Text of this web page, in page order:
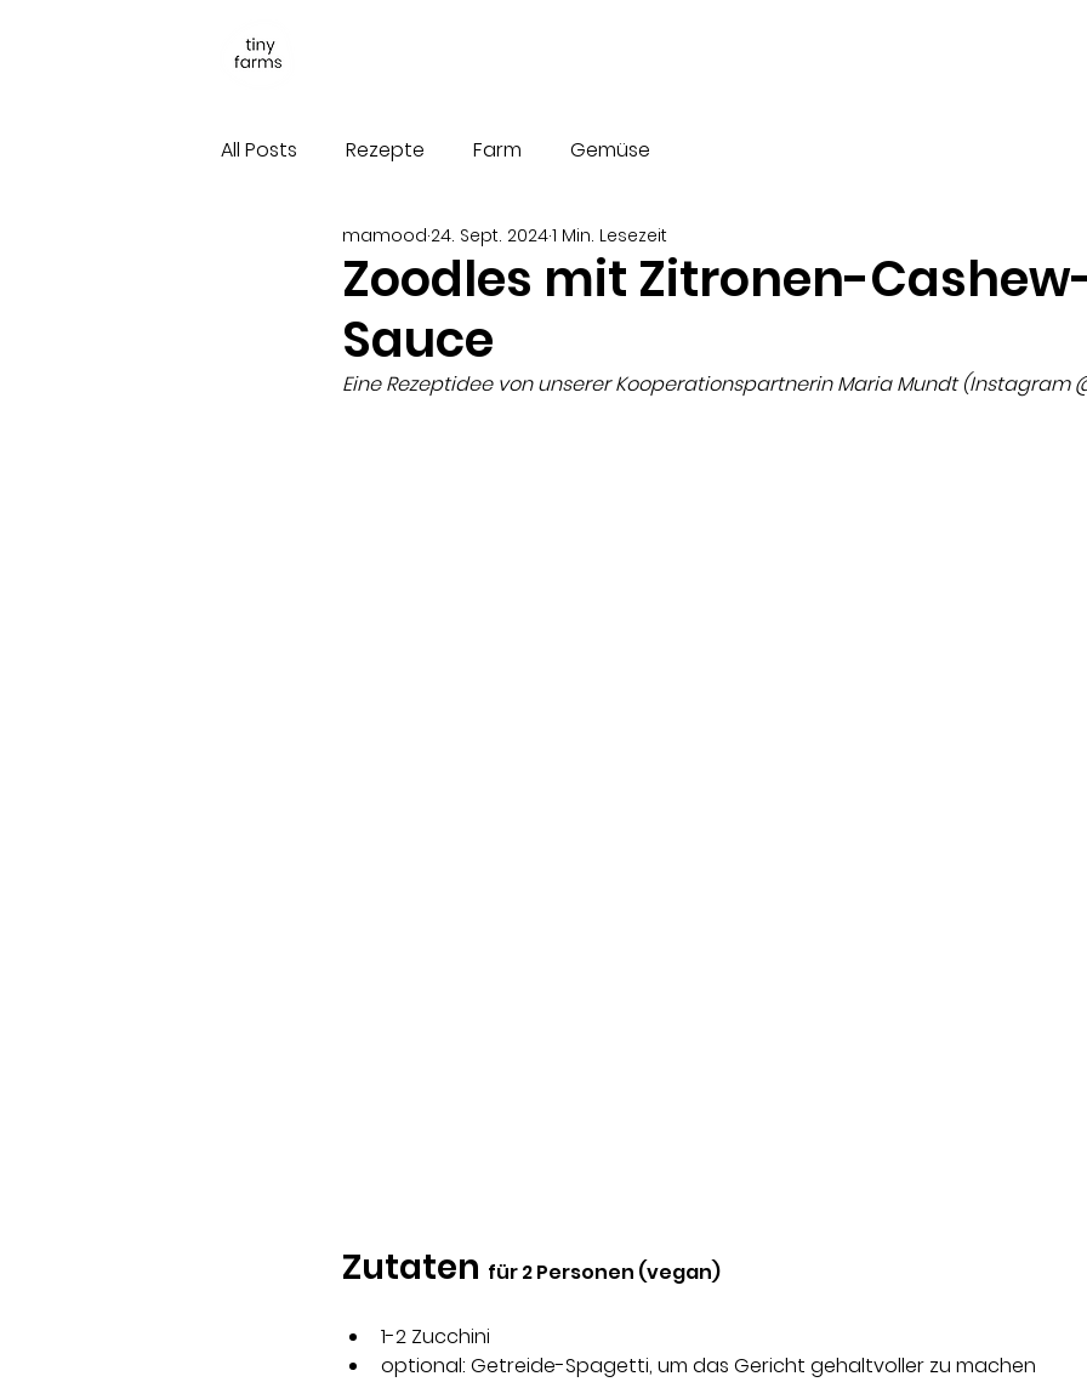
All Posts Rezepte Farm Gemüse
Zoodles mit Zitronen-
Sauce
mamood 24. Sept. 20241 Min. Lesezeit
Eine Rezeptidee von unserer Kooperationspartnerin Maria Mundt (Instagram
Zutaten für 2 Personen (vegan)
1-2 Zucchini
optional: Getreide-Spagetti, um das Gericht gehaltvoller zu machen